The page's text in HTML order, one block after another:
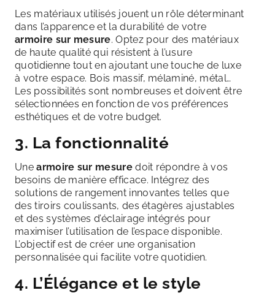
Les matériaux utilisés jouent un rôle déterminant
dans l’apparence et la durabilité de votre
armoire sur mesure. Optez pour des matériaux
de haute qualité qui résistent à l’usure
quotidienne tout en ajoutant une touche de luxe
à votre espace. Bois massif, mélaminé, métal…
Les possibilités sont nombreuses et doivent être
sélectionnées en fonction de vos préférences
esthétiques et de votre budget.
3. La fonctionnalité
Unearmoire sur mesuredoit répondre à vos
besoins de manière efficace. Intégrez des
solutions de rangement innovantes telles que
des tiroirs coulissants, des étagères ajustables
et des systèmes d’éclairage intégrés pour
maximiser l’utilisation de l’espace disponible.
L’objectif est de créer une organisation
personnalisée qui facilite votre quotidien.
4. L’Élégance et le style